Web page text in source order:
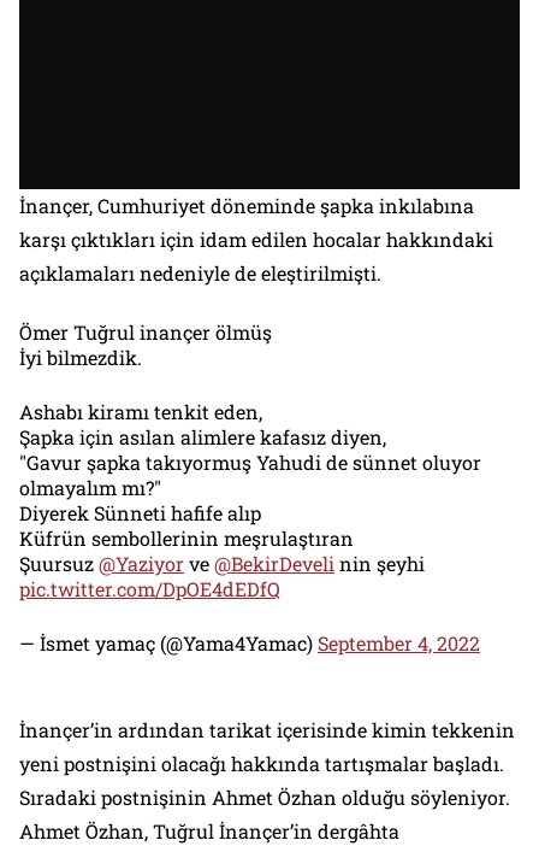
İnançer, Cumhuriyet döneminde şapka inkılabına
karşı çıktıkları için idam edilen hocalar hakkındaki
açıklamaları nedeniyle de eleştirilmişti.
Ömer Tuğrul inançer ölmüş
İyi bilmezdik.
Ashabı kiramı tenkit eden,
Şapka için asılan alimlere kafasız diyen,
"Gavur şapka takıyormuş Yahudi de sünnet oluyor
olmayalım mı?"
Diyerek Sünneti hafife alıp
Küfrün sembollerinin meşrulaştıran
Şuursuz@Yaziyorve@BekirDeveli nin şeyhi
pic.twitter.com/DpOE4dEDfQ
— İsmet yamaç (@Yama4Yamac) September 4, 2022
İnançer’in ardından tarikat içerisinde kimin tekkenin
yeni postnişini olacağı hakkında tartışmalar başladı.
Sıradaki postnişinin Ahmet Özhan olduğu söyleniyor.
Ahmet Özhan, Tuğrul İnançer’in dergâhta